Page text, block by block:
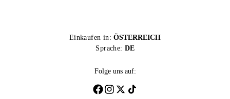
Einkaufen in: ÖSTERREICH
Sprache: DE
Folge uns auf: